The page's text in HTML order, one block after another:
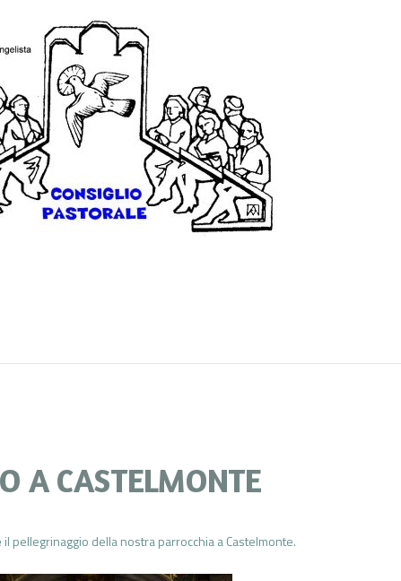
A CASTELMONTE
il pellegrinaggio della nostra parrocchia a Castelmonte.